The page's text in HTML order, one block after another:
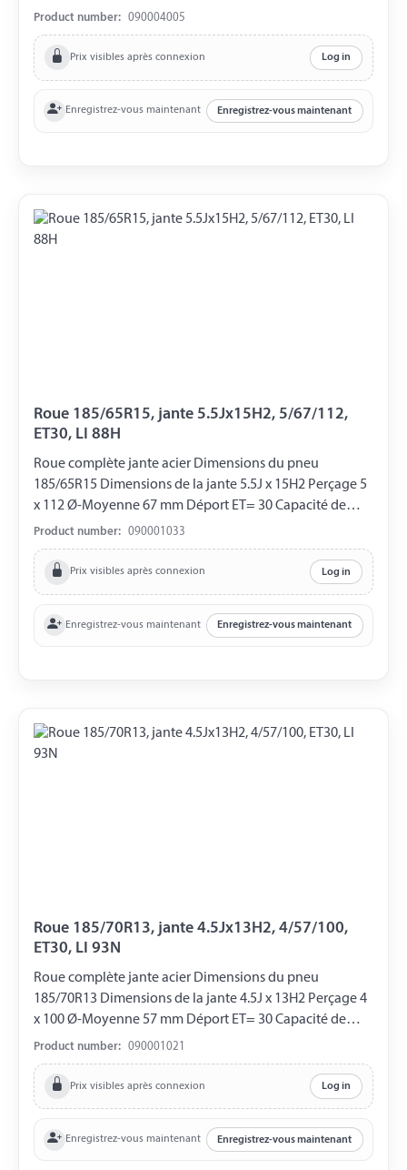
charge 710 kg LI 96N
Product number: 090004005
Prix visibles après connexion Log in
Enregistrez-vous maintenant Enregistrez-vous maintenant
Roue 185/65R15, jante 5.5Jx15H2, 5/67/112,
ET30, LI 88H
Roue complète jante acier Dimensions du pneu
185/65R15 Dimensions de la jante 5.5J x 15H2 Perçage 5
x 112 Ø-Moyenne 67 mm Déport ET= 30 Capacité de
charge 560 kg LI 88H
Product number: 090001033
Prix visibles après connexion Log in
Enregistrez-vous maintenant Enregistrez-vous maintenant
Roue 185/70R13, jante 4.5Jx13H2, 4/57/100,
ET30, LI 93N
Roue complète jante acier Dimensions du pneu
185/70R13 Dimensions de la jante 4.5J x 13H2 Perçage 4
x 100 Ø-Moyenne 57 mm Déport ET= 30 Capacité de
charge 650 kg LI 93N
Product number: 090001021
Prix visibles après connexion Log in
Enregistrez-vous maintenant Enregistrez-vous maintenant